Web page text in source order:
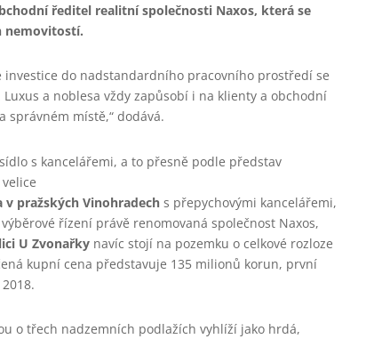
ředitel realitní společnosti Naxos, která se
nemovitostí.
investice do nadstandardního pracovního prostředí se
a noblesa vždy zapůsobí i na klienty a obchodní
správném místě,“ dodává.
s kancelářemi, a to přesně podle představ
v pražských Vinohradech s přepychovými kancelářemi,
řízení právě renomovaná společnost Naxos,
U Zvonařky navíc stojí na pozemku o celkové rozloze
kupní cena představuje 135 milionů korun, první
o třech nadzemních podlažích vyhlíží jako hrdá,